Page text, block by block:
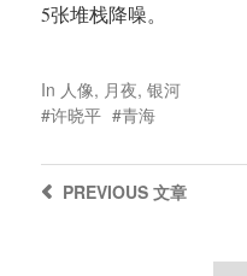
5张堆栈降噪。
In 人像, 月夜, 银河
许晓平
青海
PREVIOUS文章